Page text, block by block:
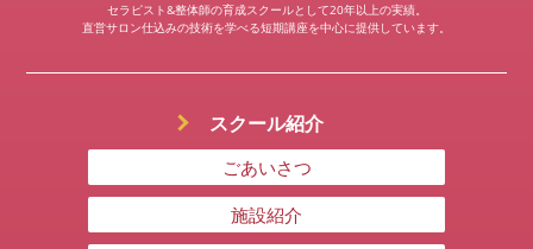
セラピスト&整体師の育成スクールとして20年以上の実績。
直営サロン仕込みの技術を学べる短期講座を中心に提供しています。
スクール紹介
ごあいさつ
施設紹介